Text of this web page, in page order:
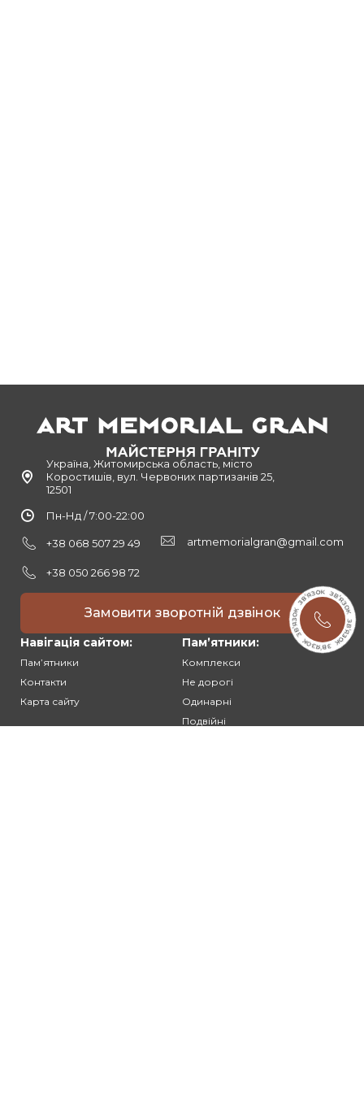
Україна, Житомирська область, місто
Коростишів, вул. Червоних партизанів 25,
12501
Пн-Нд / 7:00-22:00
+38 068 507 29 49
+38 050 266 98 72
artmemorialgran@gmail.com
Замовити зворотній дзвінок
Навігація сайтом:
Памʼятники
Контакти
Карта сайту
Памʼятники:
Комплекси
Не дорогі
Одинарні
Подвійні